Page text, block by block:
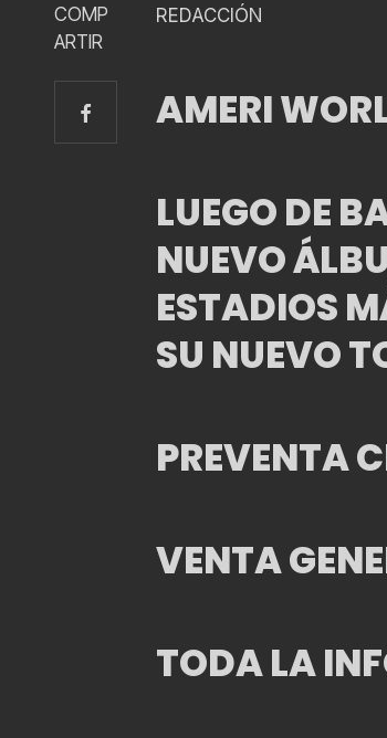
COMP
ARTIR
REDACCIÓN
AMERI
LUEGO DE
NUEVO
ESTADIOS
SU NUEVO
PREVENTA
VENTA
TODA LA